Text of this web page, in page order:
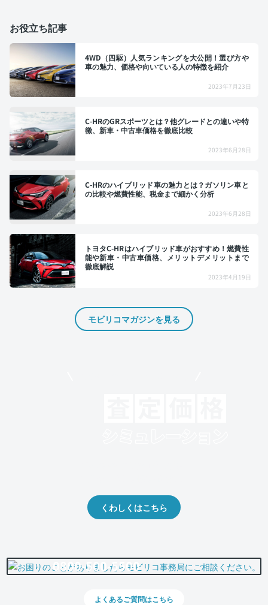
お役立ち記事
4WD（四駆）人気ランキングを大公開！選び方や
車の魅力、価格や向いている人の特徴を紹介
2023年7月23日
C-HRのGRスポーツとは？他グレードとの違いや特
徴、新車・中古車価格を徹底比較
2023年6月28日
C-HRのハイブリッド車の魅力とは？ガソリン車と
の比較や燃費性能、税金まで細かく分析
2023年6月28日
トヨタC-HRはハイブリッド車がおすすめ！燃費性
能や新車・中古車価格、メリットデメリットまで
徹底解説
2023年4月19日
モビリコマガジンを見る
くわしくはこちら
0800-500-5500
よくあるご質問はこちら